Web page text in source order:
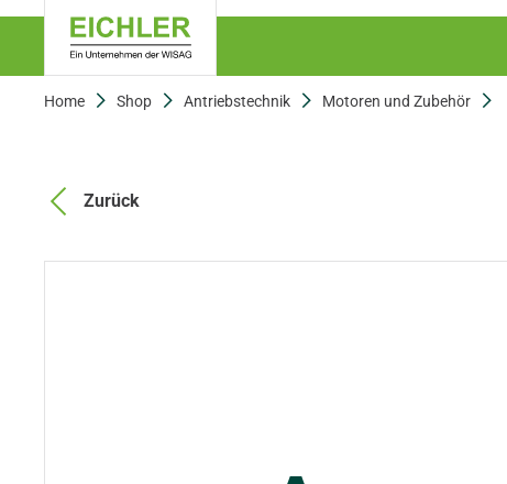
Home Shop Antriebstechnik Motoren und Zubehör
Zurück